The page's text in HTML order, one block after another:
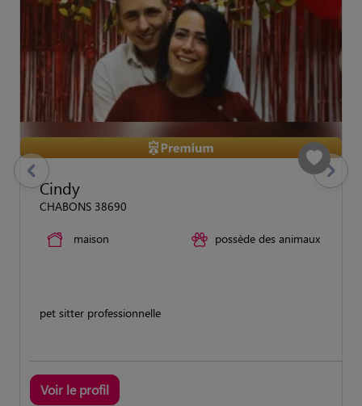
Cindy
CHABONS 38690
maison possède des animaux
pet sitter professionnelle
Voir le profil
previous Suivant